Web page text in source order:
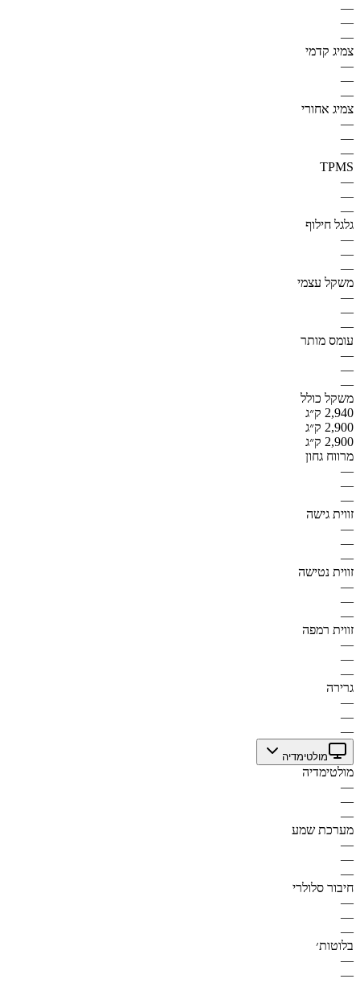
—
—
—
צמיג קדמי
—
—
—
צמיג אחורי
—
—
—
TPMS
—
—
—
גלגל חילוף
—
—
—
משקל עצמי
—
—
—
עומס מותר
—
—
—
משקל כולל
2,940 ק״ג
2,900 ק״ג
2,900 ק״ג
מרווח גחון
—
—
—
זווית גישה
—
—
—
זווית נטישה
—
—
—
זווית רמפה
—
—
—
גרירה
—
—
—
מולטימדיה
מולטימדיה
—
—
—
מערכת שמע
—
—
—
חיבור סלולרי
—
—
—
בלוטות׳
—
—